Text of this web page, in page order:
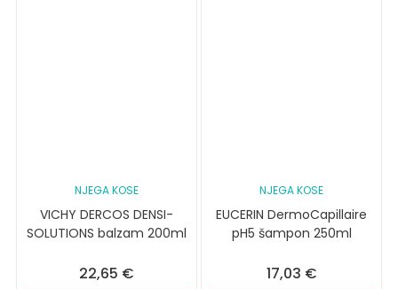
NJEGA KOSE
VICHY DERCOS DENSI-
SOLUTIONS balzam 200ml
22,65 €
NJEGA KOSE
EUCERIN DermoCapillaire
pH5 šampon 250ml
17,03 €